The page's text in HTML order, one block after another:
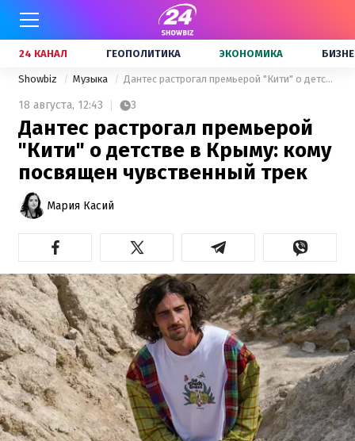
24 КАНАЛ ГЕОПОЛИТИКА ЭКОНОМИКА
Showbiz Музыка Дантес растрогал премьерой "Кити" о детстве в Крыму: кому посвящен чувственный трек
18 августа, 12:43 3
Дантес растрогал премьерой
"Кити" о детстве в Крыму: кому
посвящен чувственный трек
Мария Касий